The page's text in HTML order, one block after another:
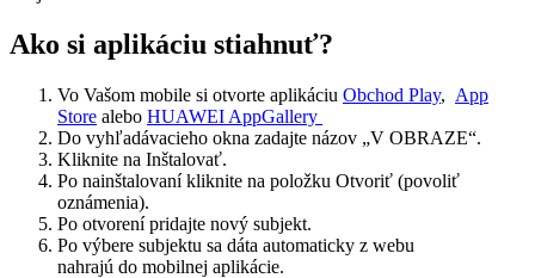
Ako si aplikáciu stiahnuť?
Vo Vašom mobile si otvorte aplikáciu Obchod Play, App
Store alebo HUAWEI AppGallery
Do vyhľadávacieho okna zadajte názov „V OBRAZE“.
Kliknite na Inštalovať.
Po nainštalovaní kliknite na položku Otvoriť (povoliť
oznámenia).
Po otvorení pridajte nový subjekt.
Po výbere subjektu sa dáta automaticky z webu
nahrajú do mobilnej aplikácie.